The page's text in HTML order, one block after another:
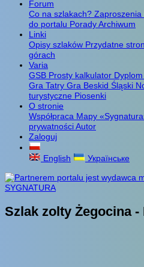
Forum
Co na szlakach? Zaproszenia
do portalu PoradyArchiwum
Linki
Opisy szlaków Przydatne
górach
Varia
GSB Prosty kalkulator
Gra Tatry Gra Beskid Śląski
turystyczne Piosenki
O stronie
Współpraca Mapy
prywatnościAutor
Zaloguj
English Українське
Szlak zolty Żegocina